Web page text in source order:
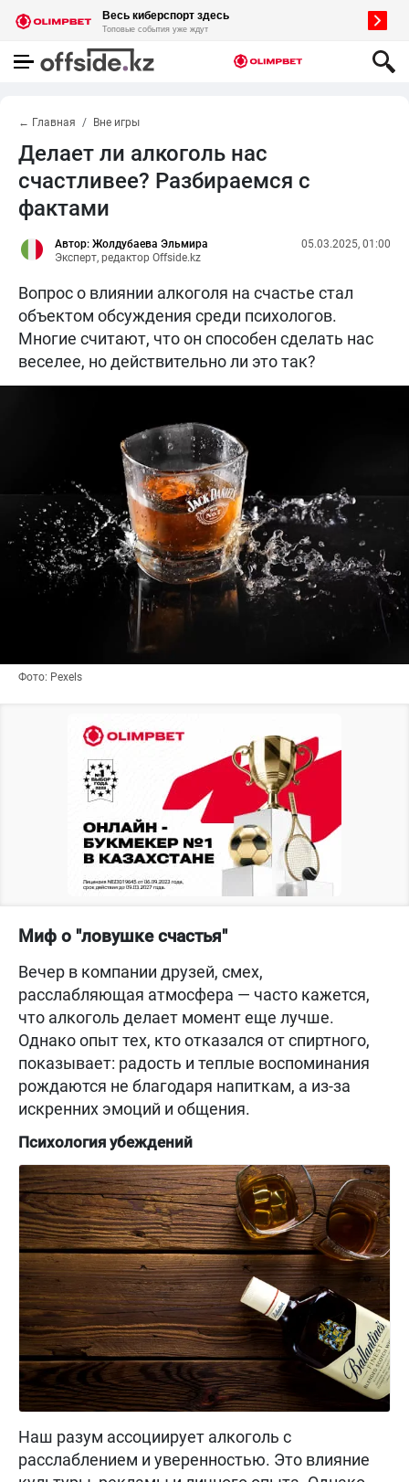
← Главная Вне игры
Делает ли алкоголь нас
счастливее? Разбираемся с
фактами
Автор: Жолдубаева Эльмира
Эксперт, редактор Offside.kz
05.03.2025, 01:00
Вопрос о влиянии алкоголя на счастье стал
объектом обсуждения среди психологов.
Многие считают, что он способен сделать нас
веселее, но действительно ли это так?
Фото: Pexels
Миф о "ловушке счастья"
Вечер в компании друзей, смех,
расслабляющая атмосфера — часто кажется,
что алкоголь делает момент еще лучше.
Однако опыт тех, кто отказался от спиртного,
показывает: радость и теплые воспоминания
рождаются не благодаря напиткам, а из-за
искренних эмоций и общения.
Психология убеждений
Наш разум ассоциирует алкоголь с
расслаблением и уверенностью. Это влияние